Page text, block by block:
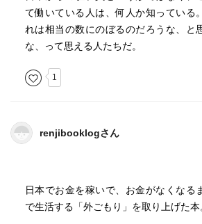
て働いている人は、何人か知っている
れは相当の数にのぼるのだろうな、と
な、って思える人たちだ。
1
renjibooklogさん
日本でお金を稼いで、お金がなくなる
で生活する「外ごもり」を取り上げた本